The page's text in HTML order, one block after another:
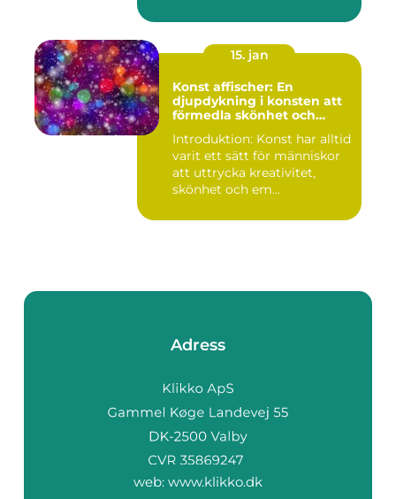
15. jan
Konst affischer: En
djupdykning i konsten att
förmedla skönhet och
Introduktion: Konst har alltid
varit ett sätt för människor
att uttrycka kreativitet,
skönhet och em...
Adress
web: www.klikko.dk